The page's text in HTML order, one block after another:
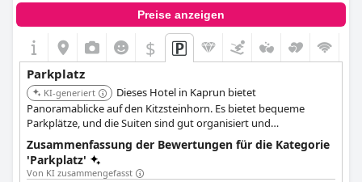
Preise anzeigen
$
Parkplatz
KI-generiert
Dieses Hotel in Kaprun bietet
Panoramablicke auf den Kitzsteinhorn. Es bietet bequeme
Parkplätze, und die Suiten sind gut organisiert und
wunderschön eingerichtet. Das Hotel wird für seine
Umweltschutzdienste hoch bewertet.
Zusammenfassung der Bewertungen für die Kategorie
'Parkplatz'
Von KI zusammengefasst